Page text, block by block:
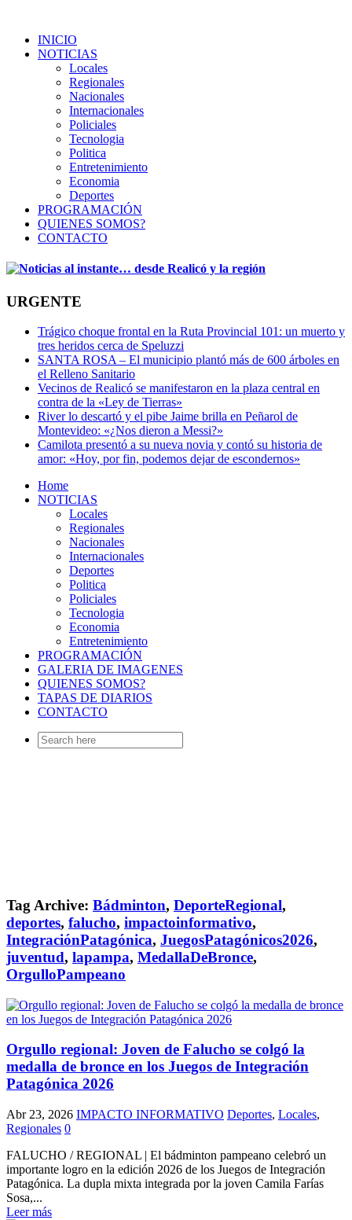
INICIO
NOTICIAS
Locales
Regionales
Nacionales
Internacionales
Policiales
Tecnologia
Politica
Entretenimiento
Economia
Deportes
PROGRAMACIÓN
QUIENES SOMOS?
CONTACTO
URGENTE
Trágico choque frontal en la Ruta Provincial 101: un muerto y
tres heridos cerca de Speluzzi
SANTA ROSA – El municipio plantó más de 600 árboles en
el Relleno Sanitario
Vecinos de Realicó se manifestaron en la plaza central en
contra de la «Ley de Tierras»
River lo descartó y el pibe Jaime brilla en Peñarol de
Montevideo: «¿Nos dieron a Messi?»
Camilota presentó a su nueva novia y contó su historia de
amor: «Hoy, por fin, podemos dejar de escondernos»
Home
NOTICIAS
Locales
Regionales
Nacionales
Internacionales
Deportes
Politica
Policiales
Tecnologia
Economia
Entretenimiento
PROGRAMACIÓN
GALERIA DE IMAGENES
QUIENES SOMOS?
TAPAS DE DIARIOS
CONTACTO
Search
for:
Tag Archive: Bádminton, DeporteRegional,
deportes, falucho, impactoinformativo,
IntegraciónPatagónica, JuegosPatagónicos2026,
juventud, lapampa, MedallaDeBronce,
OrgulloPampeano
Orgullo regional: Joven de Falucho se colgó la
medalla de bronce en los Juegos de Integración
Patagónica 2026
Abr 23, 2026 IMPACTO INFORMATIVO Deportes, Locales,
Regionales 0
FALUCHO / REGIONAL | El bádminton pampeano celebró un
importante logro en la edición 2026 de los Juegos de Integración
Patagónica. La dupla mixta integrada por la joven Camila Farías
Sosa,...
Leer más